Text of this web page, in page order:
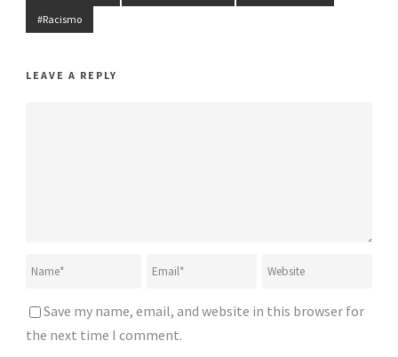
#Racismo
LEAVE A REPLY
Save my name, email, and website in this browser for
the next time I comment.